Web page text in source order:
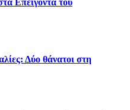
Επείγοντα του
Δύο θάνατοι στη